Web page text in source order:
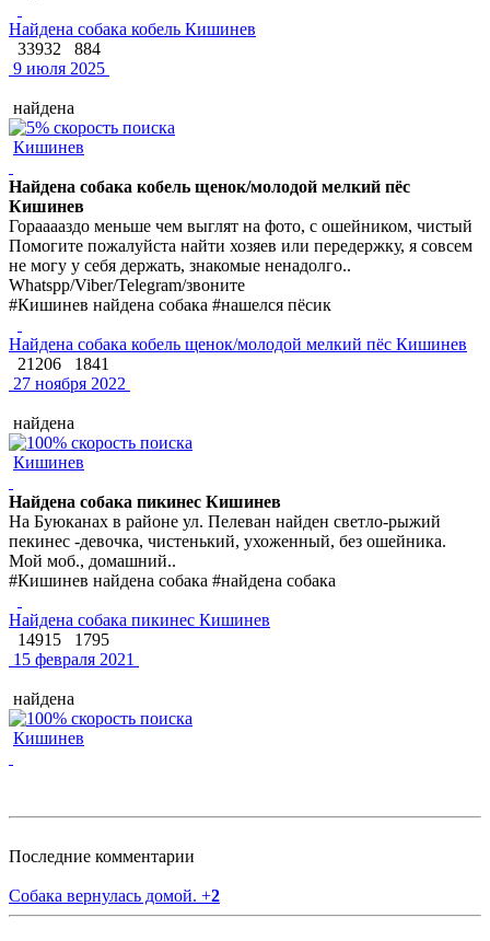
Найдена собака кобель Кишинев
33932
884
9 июля 2025
найдена
Кишинев
Найдена собака кобель щенок/молодой мелкий пёс
Кишинев
Горааааздо меньше чем выглят на фото, с ошейником, чистый
Помогите пожалуйста найти хозяев или передержку, я совсем
не могу у себя держать, знакомые ненадолго..
Whatspp/Viber/Telegram/звоните
#Кишинев найдена собака #нашелся пёсик
Найдена собака кобель щенок/молодой мелкий пёс Кишинев
21206
1841
27 ноября 2022
найдена
Кишинев
Найдена собака пикинес Кишинев
На Буюканах в районе ул. Пелеван найден светло-рыжий
пекинес -девочка, чистенький, ухоженный, без ошейника.
Мой моб., домашний..
#Кишинев найдена собака #найдена собака
Найдена собака пикинес Кишинев
14915
1795
15 февраля 2021
найдена
Кишинев
Последние комментарии
Собака вернулась домой. +2